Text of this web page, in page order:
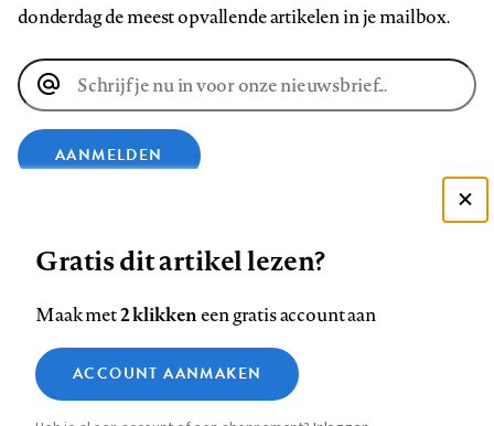
donderdag de meest opvallende artikelen in je mailbox.
E-
mailadres
AANMELDEN
op
Facebook
op
LinkedIn
op
Bluesky
ons
op
InstagramYouTube
Footer
Contact Colofon Disclaimer Privacy
Medische vragen verdienen
betrouwbare antwoorden
Zie onze cookie policy
Analytische cookies
Gratis dit artikel lezen?
Maak met2 klikkeneen gratis account aan
ACCOUNT AANMAKEN